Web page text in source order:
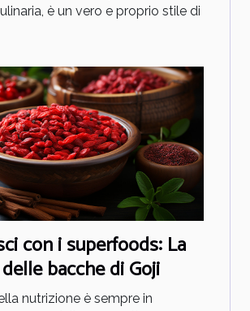
è un vero e proprio stile di
con i superfoods: La
bacche di Goji
nutrizione è sempre in